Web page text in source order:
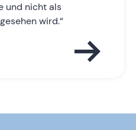
und nicht als
wird.“